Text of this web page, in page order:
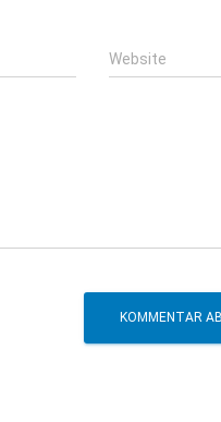
Website